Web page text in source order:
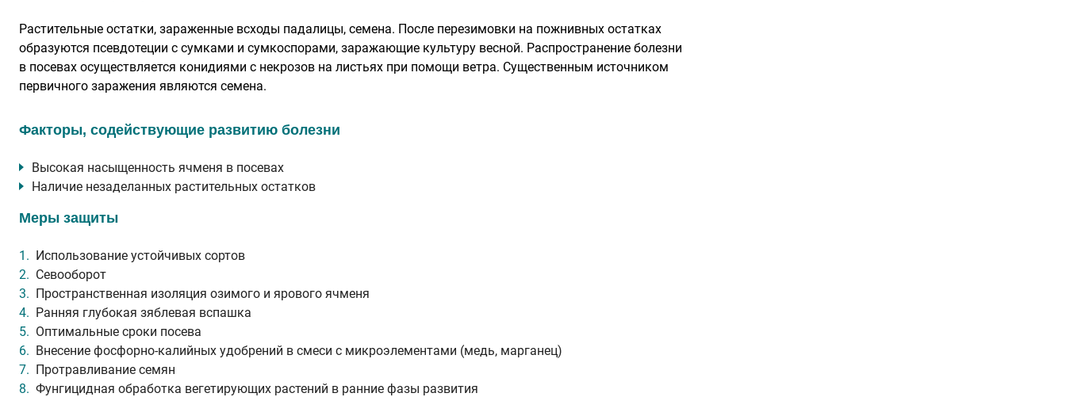
Растительные остатки, зараженные всходы падалицы, семена. После перезимовки на пожнивных остатках
образуются псевдотеции с сумками и сумкоспорами, заражающие культуру весной. Распространение болезни
в посевах осуществляется конидиями с некрозов на листьях при помощи ветра. Существенным источником
первичного заражения являются семена.
Факторы, содействующие развитию болезни
Высокая насыщенность ячменя в посевах
Наличие незаделанных растительных остатков
Меры защиты
Использование устойчивых сортов
Севооборот
Пространственная изоляция озимого и ярового ячменя
Ранняя глубокая зяблевая вспашка
Оптимальные сроки посева
Внесение фосфорно-калийных удобрений в смеси с микроэлементами (медь, марганец)
Протравливание семян
Фунгицидная обработка вегетирующих растений в ранние фазы развития